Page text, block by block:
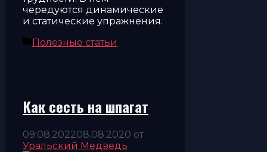
чередуются динамические
и статические упражнения.
Рубрики
Полезные статьи
Как сесть на шпагат
09.08.202208.08.2020 от
Уральский Медведь